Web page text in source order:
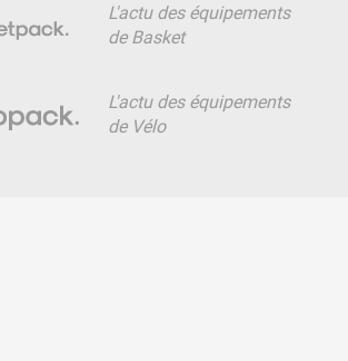
L'actu des équipements
de Basket
L'actu des équipements
de Vélo